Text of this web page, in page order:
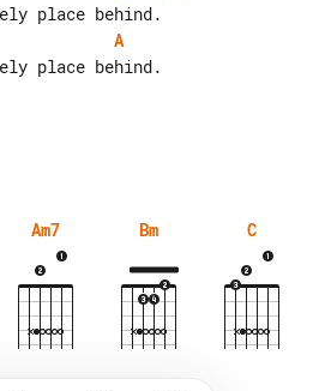
A
Am7 Bm C